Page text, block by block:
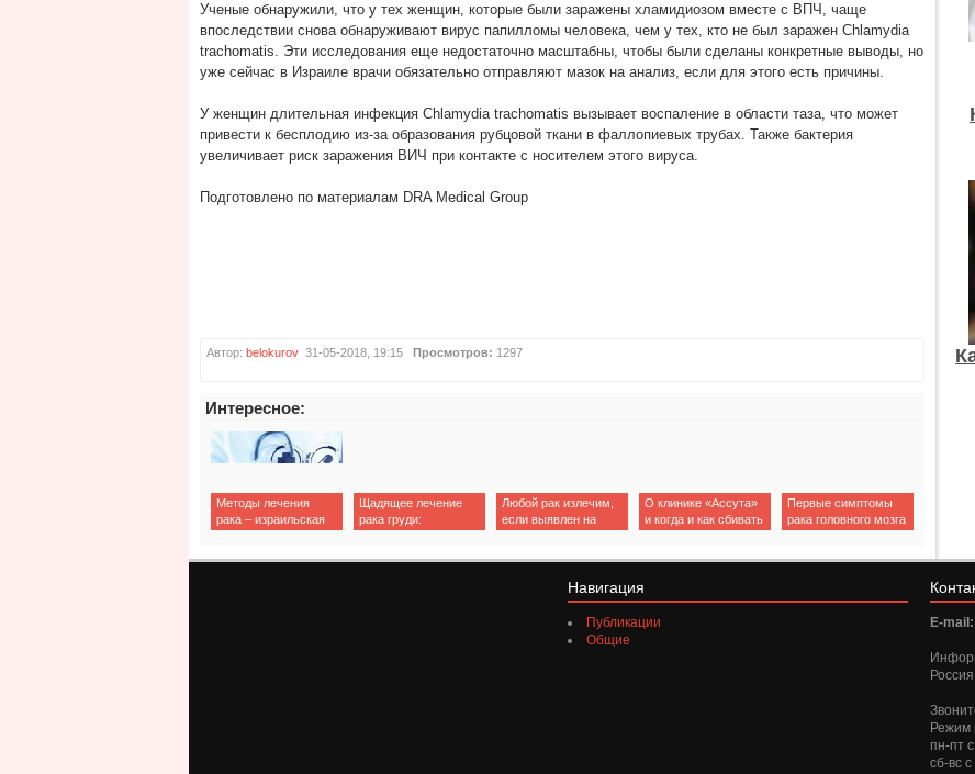
Ученые обнаружили, что у тех женщин, которые были заражены хламидиозом вместе с ВПЧ, чаще
впоследствии снова обнаруживают вирус папилломы человека, чем у тех, кто не был заражен Chlamydia
trachomatis. Эти исследования еще недостаточно масштабны, чтобы были сделаны конкретные выводы, но
уже сейчас в Израиле врачи обязательно отправляют мазок на анализ, если для этого есть причины.
У женщин длительная инфекция Chlamydia trachomatis вызывает воспаление в области таза, что может
привести к бесплодию из-за образования рубцовой ткани в фаллопиевых трубах. Также бактерия
увеличивает риск заражения ВИЧ при контакте с носителем этого вируса.
Подготовлено по материалам DRA Medical Group
Автор: belokurov 31-05-2018, 19:15 Просмотров: 1297
Интересное:
Методы лечения
рака – израильская
Щадящее лечение
рака груди:
Любой рак излечим,
если выявлен на
О клинике «Ассута»
и когда и как сбивать
Первые симптомы
рака головного мозга
Навигация
Публикации
Общие
E-mail:
Режим
пн-пт
сб-вс